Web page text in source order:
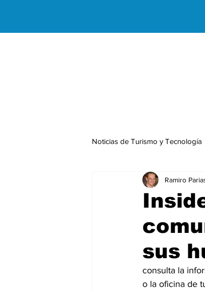
Noticias de Turismo y Tecnología
Negocios Internacionales
sus
Ramiro
consulta la
o la oficina de